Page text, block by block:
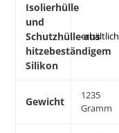
Isolierhülle
und
Schutzhülle aus
hitzebeständigem
Silikon
erhältlich
Gewicht
1235
Gramm